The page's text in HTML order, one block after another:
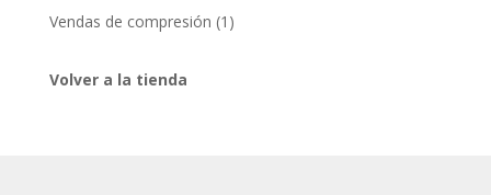
Vendas de compresión 1 1
Volver a la tienda